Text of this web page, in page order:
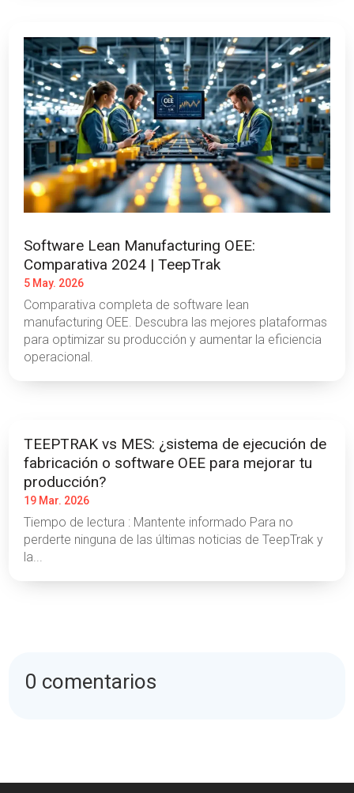
Software Lean Manufacturing OEE:
Comparativa 2024 | TeepTrak
5 May. 2026
Comparativa completa de software lean
manufacturing OEE. Descubra las mejores plataformas
para optimizar su producción y aumentar la eficiencia
operacional.
TEEPTRAK vs MES: ¿sistema de ejecución de
fabricación o software OEE para mejorar tu
producción?
19 Mar. 2026
Tiempo de lectura : Mantente informado Para no
perderte ninguna de las últimas noticias de TeepTrak y
la...
0 comentarios